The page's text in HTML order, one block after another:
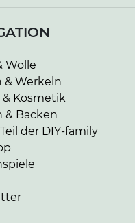
Wolle
& Werkeln
& Kosmetik
& Backen
der DIY-family